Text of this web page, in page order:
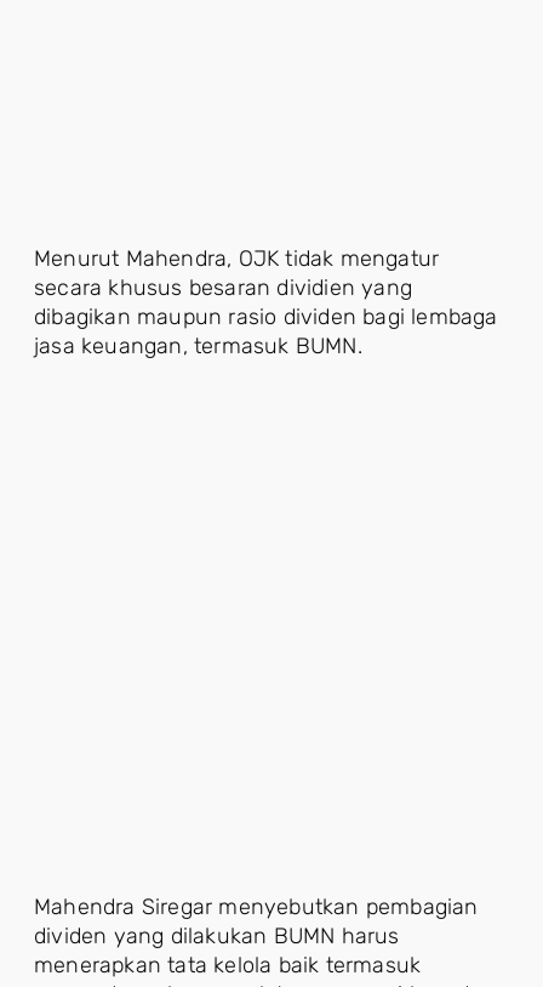
Menurut Mahendra, OJK tidak mengatur
secara khusus besaran dividien yang
dibagikan maupun rasio dividen bagi lembaga
jasa keuangan, termasuk BUMN.
Mahendra Siregar menyebutkan pembagian
dividen yang dilakukan BUMN harus
menerapkan tata kelola baik termasuk